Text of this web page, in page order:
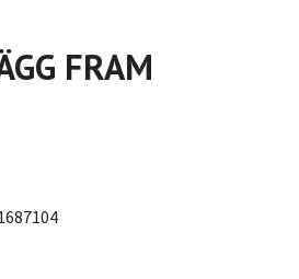
FRAM